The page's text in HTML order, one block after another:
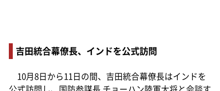
吉田統合幕僚長、インドを公式訪問
10月8日から11日の間、吉田統合幕僚長はインドを